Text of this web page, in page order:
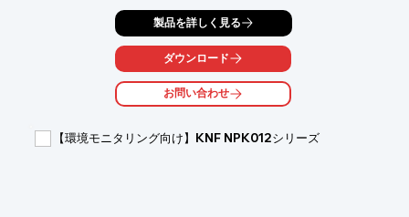
フ質量分析計（GC-MS）およびプロトン移動反応質量分析計
(PTR-MS)を用いることで、これらの微量なニオイ成分を定性
的・定量的に評価し、異臭の原因究明を科学的にサポートいたし
【活用シーン】
・水処理施設からの異臭発生時の原因物質特定
・処理水の臭気評価
製品を詳しく見る
ダウンロード
お問い合わせ
【環境モニタリング向け】KNF NPK012シリーズ